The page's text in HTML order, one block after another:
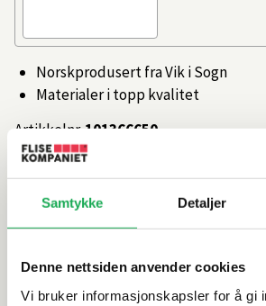
Samtykke Detaljer
Denne nettsiden anvender cookies
Vi bruker informasjonskapsler for å gi
Norskprodusert fra Vik i Sogn
Materialer i topp kvalitet
Artikkelnr.101366650
Produktinformasjon